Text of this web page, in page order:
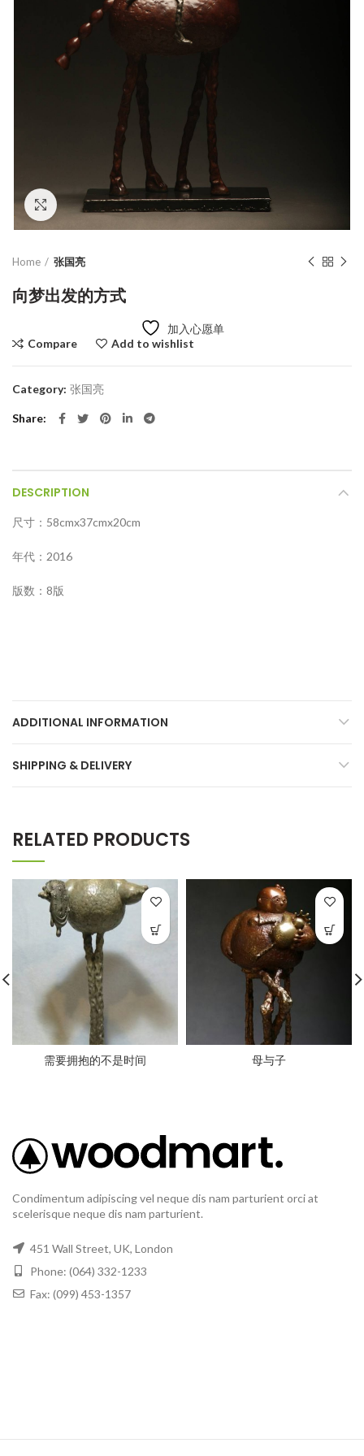
Click to enlarge
Home 张国亮
向梦出发的方式
加入心愿单
Compare
Add to wishlist
Category: 张国亮
Share
DESCRIPTION
尺寸：58cmx37cmx20cm
年代：2016
版数：8版
ADDITIONAL INFORMATION
SHIPPING & DELIVERY
RELATED PRODUCTS
需要拥抱的不是时间 母与子
Condimentum adipiscing vel neque dis nam parturient orci at
scelerisque neque dis nam parturient.
451 Wall Street, UK, London
Phone: (064) 332-1233
Fax: (099) 453-1357